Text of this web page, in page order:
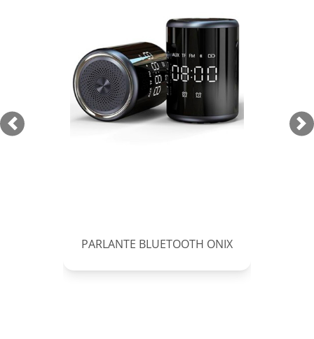
Previous
PARLANTE BLUETOOTH ONIX